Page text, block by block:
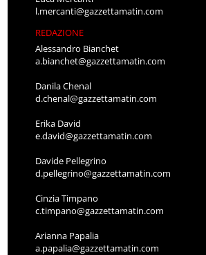
l.mercanti@gazzettamatin.com
REDAZIONE
Alessandro Bianchet
a.bianchet@gazzettamatin.com
Danila Chenal
d.chenal@gazzettamatin.com
Erika David
e.david@gazzettamatin.com
Davide Pellegrino
d.pellegrino@gazzettamatin.com
Cinzia Timpano
c.timpano@gazzettamatin.com
Arianna Papalia
a.papalia@gazzettamatin.com